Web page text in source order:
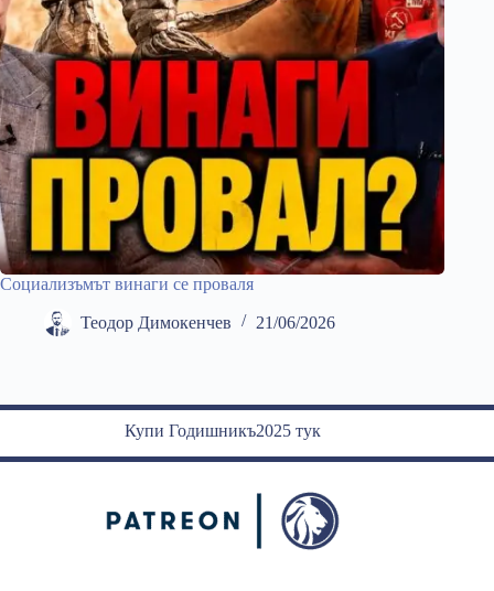
Социализъмът винаги се проваля
Теодор Димокенчев 21/06/2026
Купи Годишникъ2025 тук